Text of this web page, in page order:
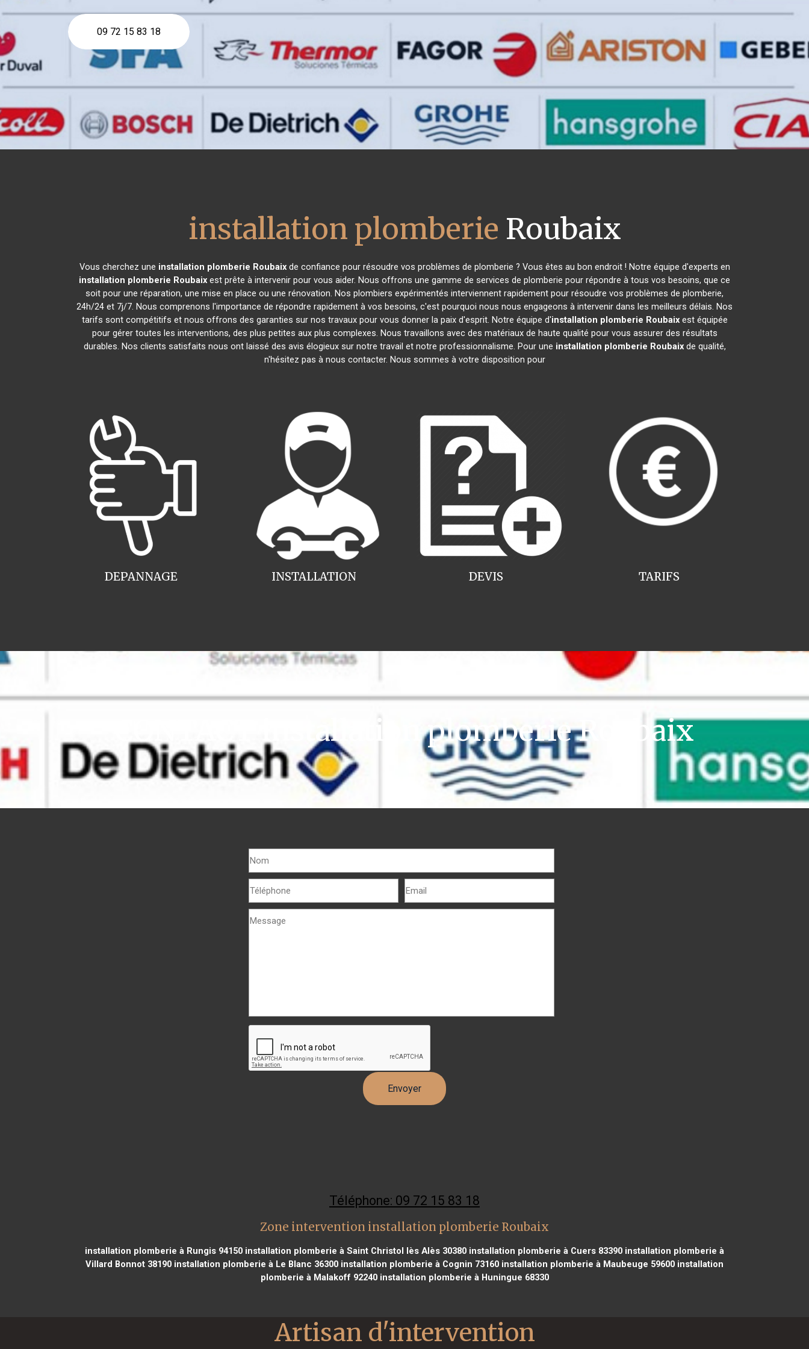
09 72 15 83 18
installation plomberie Roubaix
Vous cherchez une installation plomberie Roubaixde confiance pour résoudre vos problèmes de plomberie ? Vous êtes au bon endroit ! Notre équipe d'experts en
installation plomberie Roubaix est prête à intervenir pour vous aider. Nous offrons une gamme de services de plomberie pour répondre à tous vos besoins, que ce
soit pour une réparation, une mise en place ou une rénovation. Nos plombiers expérimentés interviennent rapidement pour résoudre vos problèmes de plomberie,
24h/24 et 7j/7. Nous comprenons l'importance de répondre rapidement à vos besoins, c'est pourquoi nous nous engageons à intervenir dans les meilleurs délais. Nos
tarifs sont compétitifs et nous offrons des garanties sur nos travaux pour vous donner la paix d'esprit. Notre équipe d'installation plomberie Roubaixest équipée
pour gérer toutes les interventions, des plus petites aux plus complexes. Nous travaillons avec des matériaux de haute qualité pour vous assurer des résultats
durables. Nos clients satisfaits nous ont laissé des avis élogieux sur notre travail et notre professionnalisme. Pour une installation plomberie Roubaixde qualité,
n'hésitez pas à nous contacter. Nous sommes à votre disposition pour
INSTALLATION
DEPANNAGE TARIFS
DEVIS
CONTACT installation plomberie Roubaix
Téléphone: 09 72 15 83 18
Zone intervention installation plomberie Roubaix
installation plomberie à Rungis 94150 installation plomberie à Saint Christol lès Alès 30380 installation plomberie à Cuers 83390 installation plomberie à
Villard Bonnot 38190 installation plomberie à Le Blanc 36300 installation plomberie à Cognin 73160 installation plomberie à Maubeuge 59600 installation
plomberie à Malakoff 92240installation plomberie à Huningue 68330
Artisan d'intervention